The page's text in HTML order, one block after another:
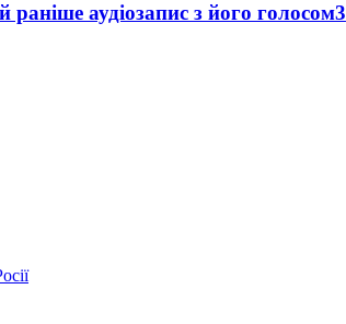
аудіозапис з його голосом3